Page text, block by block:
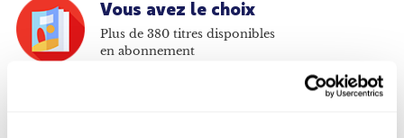
Vous avez le choix
Plus de 380 titres disponibles
en abonnement
Moins cher qu'en kiosque